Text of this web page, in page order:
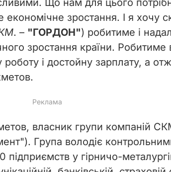
економічне зростання. І я хочу
. – "ГОРДОН") робитиме і
зростання країни.
роботу і достойну зарплату, а
власник групи компаній
Група володіє
підприємств у гірничо-